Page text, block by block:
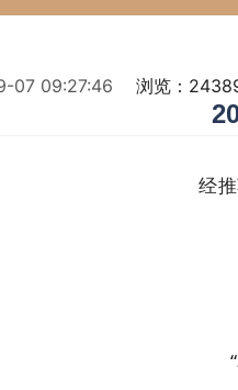
07 09:27:46 浏览：
经